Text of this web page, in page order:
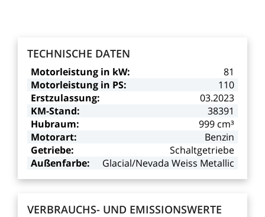
TECHNISCHE DATEN
Motorleistung in kW:
81
Motorleistung in PS:
110
Erstzulassung:
03.2023
KM-Stand:
38391
Hubraum:
999 cm³
Motorart:
Benzin
Getriebe:
Schaltgetriebe
Außenfarbe:
Glacial/Nevada Weiss Metallic
VERBRAUCHS- UND EMISSIONSWERTE